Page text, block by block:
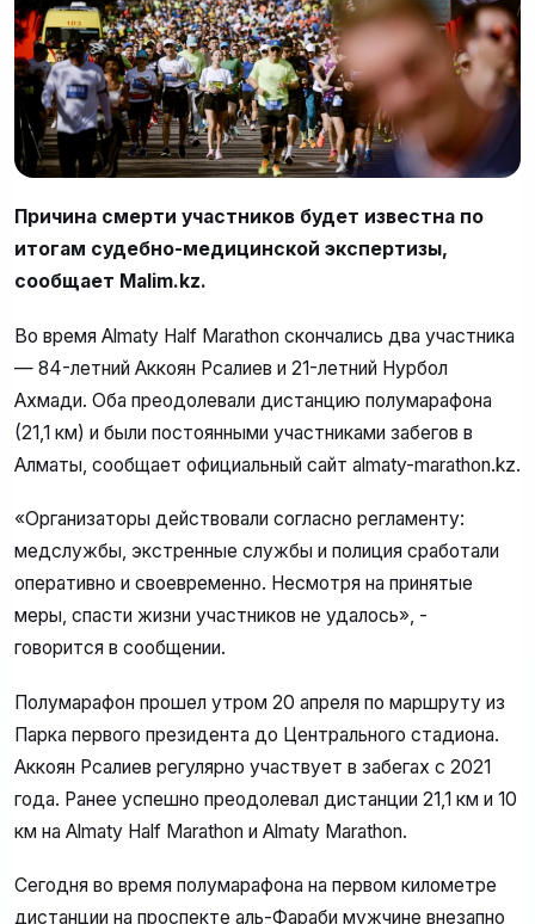
Причина смерти участников будет известна по
итогам судебно-медицинской экспертизы,
сообщает Malim.kz.
Во время Almaty Half Marathon скончались два участника
— 84-летний Аккоян Рсалиев и 21-летний Нурбол
Ахмади. Оба преодолевали дистанцию полумарафона
(21,1 км) и были постоянными участниками забегов в
Алматы, сообщает официальный сайт almaty-marathon.kz.
«Организаторы действовали согласно регламенту:
медслужбы, экстренные службы и полиция сработали
оперативно и своевременно. Несмотря на принятые
меры, спасти жизни участников не удалось», -
говорится в сообщении.
Полумарафон прошел утром 20 апреля по маршруту из
Парка первого президента до Центрального стадиона.
Аккоян Рсалиев регулярно участвует в забегах с 2021
года. Ранее успешно преодолевал дистанции 21,1 км и 10
км на Almaty Half Marathon и Almaty Marathon.
Сегодня во время полумарафона на первом километре
дистанции на проспекте аль-Фараби мужчине внезапно